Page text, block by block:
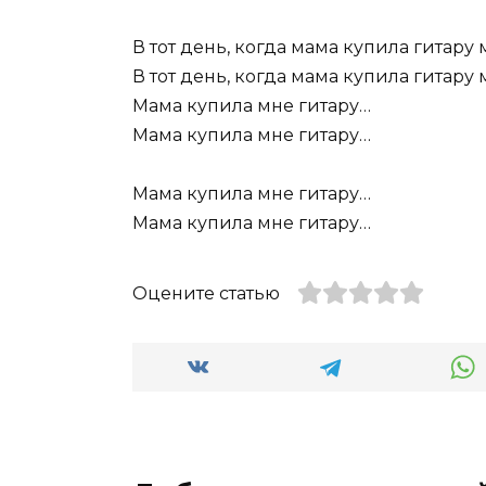
В тот день, когда мама купила гитару
В тот день, когда мама купила гитару
Мама купила мне гитару…
Мама купила мне гитару…
Мама купила мне гитару…
Мама купила мне гитару…
Оцените статью